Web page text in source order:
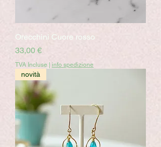
Orecchini Cuore rosso
Prix
33,00 €
TVA Incluse | info spedizione
novità